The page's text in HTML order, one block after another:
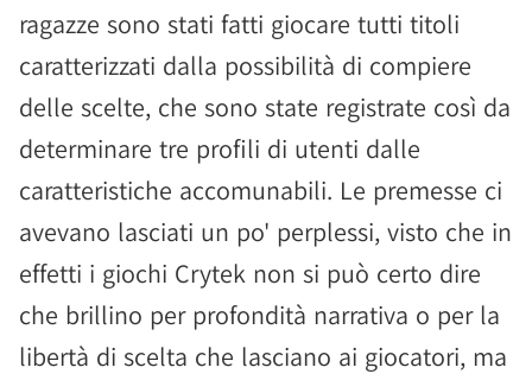
ragazze sono stati fatti giocare tutti titoli
caratterizzati dalla possibilità di compiere
delle scelte, che sono state registrate così da
determinare tre profili di utenti dalle
caratteristiche accomunabili. Le premesse ci
avevano lasciati un po' perplessi, visto che in
effetti i giochi Crytek non si può certo dire
che brillino per profondità narrativa o per la
libertà di scelta che lasciano ai giocatori, ma